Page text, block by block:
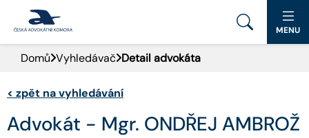
PORTÁL ČAK
DOMŮ
AKTUALITY
MENU
Domů Vyhledávač Detail advokáta
< zpět na vyhledávání
Advokát - Mgr. ONDŘEJ AMBROŽ